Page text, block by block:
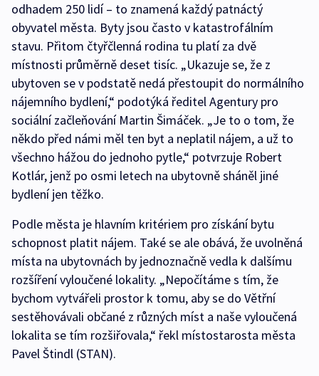
odhadem 250 lidí – to znamená každý patnáctý
obyvatel města. Byty jsou často v katastrofálním
stavu. Přitom čtyřčlenná rodina tu platí za dvě
místnosti průměrně deset tisíc. „Ukazuje se, že z
ubytoven se v podstatě nedá přestoupit do normálního
nájemního bydlení,“ podotýká ředitel Agentury pro
sociální začleňování Martin Šimáček. „Je to o tom, že
někdo před námi měl ten byt a neplatil nájem, a už to
všechno hážou do jednoho pytle,“ potvrzuje Robert
Kotlár, jenž po osmi letech na ubytovně sháněl jiné
bydlení jen těžko.
Podle města je hlavním kritériem pro získání bytu
schopnost platit nájem. Také se ale obává, že uvolněná
místa na ubytovnách by jednoznačně vedla k dalšímu
rozšíření vyloučené lokality. „Nepočítáme s tím, že
bychom vytvářeli prostor k tomu, aby se do Větřní
sestěhovávali občané z různých míst a naše vyloučená
lokalita se tím rozšiřovala,“ řekl místostarosta města
Pavel Štindl (STAN).